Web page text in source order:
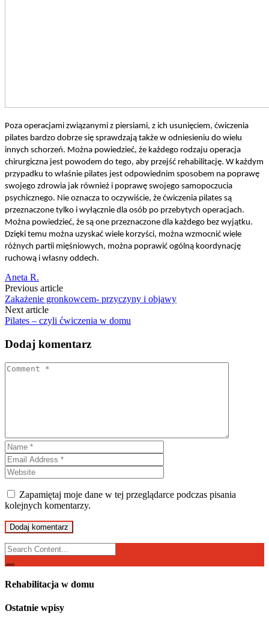
Poza operacjami związanymi z piersiami, z ich usunięciem, ćwiczenia
pilates bardzo dobrze się sprawdzają także w odniesieniu do wielu
innych schorzeń. Można powiedzieć, że każdego rodzaju operacja
chirurgiczna jest powodem do tego, aby przejść rehabilitację. W każdym
przypadku to właśnie pilates jest odpowiednim sposobem na poprawę
swojego zdrowia jak również i poprawę swojego samopoczucia
psychicznego. Nie oznacza to oczywiście, że ćwiczenia pilates są
przeznaczone tylko i wyłącznie dla osób po przebytych operacjach.
Można powiedzieć, że są one przeznaczone dla każdego bez wyjątku.
Dzięki temu można uzyskać wiele korzyści, można wzmocnić wiele
różnych partii mięśniowych, można poprawić ogólną koordynację
ruchową i własny oddech.
Aneta R.
Post
navigation
Previous article
Zakażenie gronkowcem- przyczyny i objawy
Next article
Pilates – czyli ćwiczenia w domu
Dodaj komentarz
Zapamiętaj moje dane w tej przeglądarce podczas pisania
kolejnych komentarzy.
Search
for:
Rehabilitacja w domu
Ostatnie wpisy